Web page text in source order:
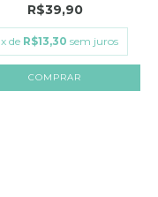
R$39,90
x de R$13,30 sem juros